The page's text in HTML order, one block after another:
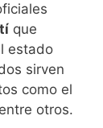
que
estado
sirven
como el
otros.